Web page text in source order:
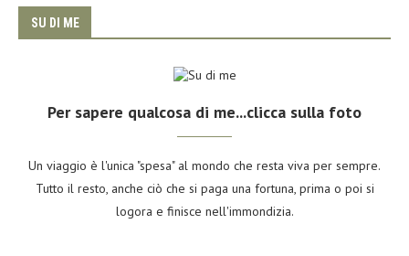
SU DI ME
Per sapere qualcosa di me...clicca sulla foto
Un viaggio è l'unica "spesa" al mondo che resta viva per sempre.
Tutto il resto, anche ciò che si paga una fortuna, prima o poi si
logora e finisce nell'immondizia.